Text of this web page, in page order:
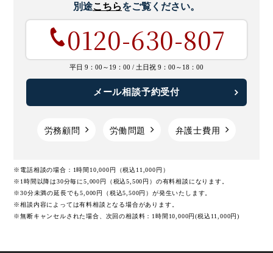
別途こちらをご覧ください。
0120-630-807
平日 9：00～19：00 / 土日祝 9：00～18：00
メール相談予約受付
労務顧問 労働問題 弁護士費用
※電話相談の場合：1時間10,000円（税込11,000円）
※1時間以降は30分毎に5,000円（税込5,500円）の有料相談になります。
※30分未満の延長でも5,000円（税込5,500円）が発生いたします。
※相談内容によっては有料相談となる場合があります。
※無断キャンセルされた場合、次回の相談料：1時間10,000円(税込11,000円)